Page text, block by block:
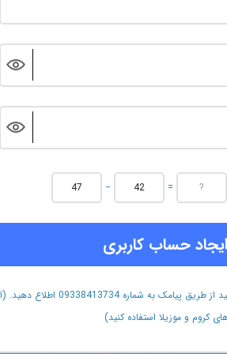
− =
ایجاد حساب کاربری
هر مشکلی در فرایند ثبت نام داشتید از طریق پیامک به شماره 09338413734 اطلاع
کروم و موزیلا استفاده کنید)